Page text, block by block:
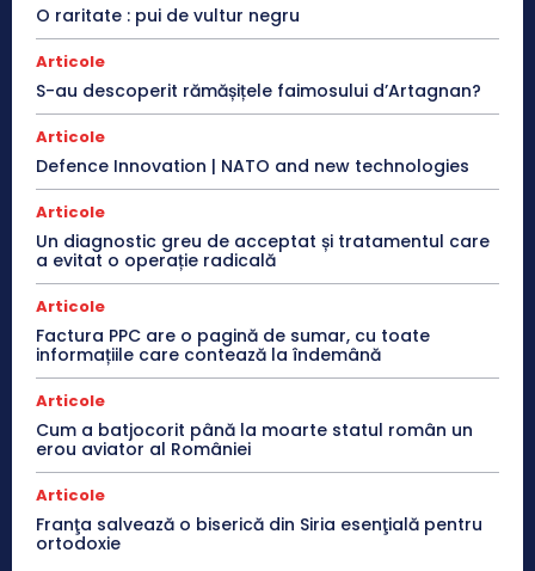
O raritate : pui de vultur negru
Articole
S-au descoperit rămășițele faimosului d’Artagnan?
Articole
Defence Innovation | NATO and new technologies
Articole
Un diagnostic greu de acceptat și tratamentul care
a evitat o operație radicală
Articole
Factura PPC are o pagină de sumar, cu toate
informațiile care contează la îndemână
Articole
Cum a batjocorit până la moarte statul român un
erou aviator al României
Articole
Franţa salvează o biserică din Siria esenţială pentru
ortodoxie